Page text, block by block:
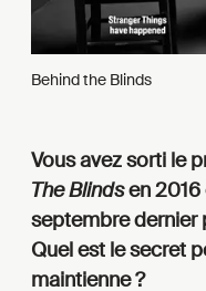
Behind the Blinds
Vous avez sorti le
The Blindsen 2016
septembre dernier
Quel est le secret
maintienne ?